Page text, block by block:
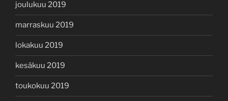
joulukuu 2019
marraskuu 2019
lokakuu 2019
kesäkuu 2019
toukokuu 2019